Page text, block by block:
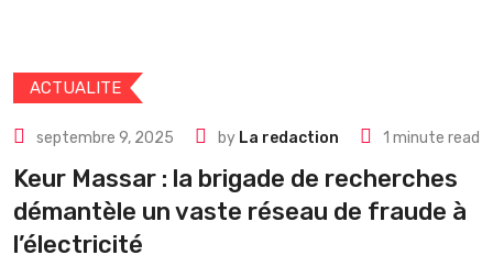
ACTUALITE
septembre 9, 2025 by La redaction 1 minute read
Keur Massar : la brigade de recherches
démantèle un vaste réseau de fraude à
l’électricité